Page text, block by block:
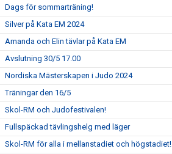
Dags för sommarträning!
Silver på Kata EM 2024
Amanda och Elin tävlar på Kata EM
Avslutning 30/5 17.00
Nordiska Mästerskapen i Judo 2024
Träningar den 16/5
Skol-RM och Judofestivalen!
Fullspäckad tävlingshelg med läger
Skol-RM för alla i mellanstadiet och högstadiet!